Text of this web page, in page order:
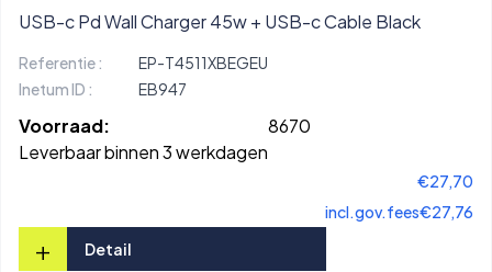
USB-c Pd Wall Charger 45w + USB-c Cable Black
Referentie :
EP-T4511XBEGEU
Inetum ID :
EB947
Voorraad:
8670
Leverbaar binnen 3 werkdagen
€27,70
incl.gov.fees€27,76
+ Detail